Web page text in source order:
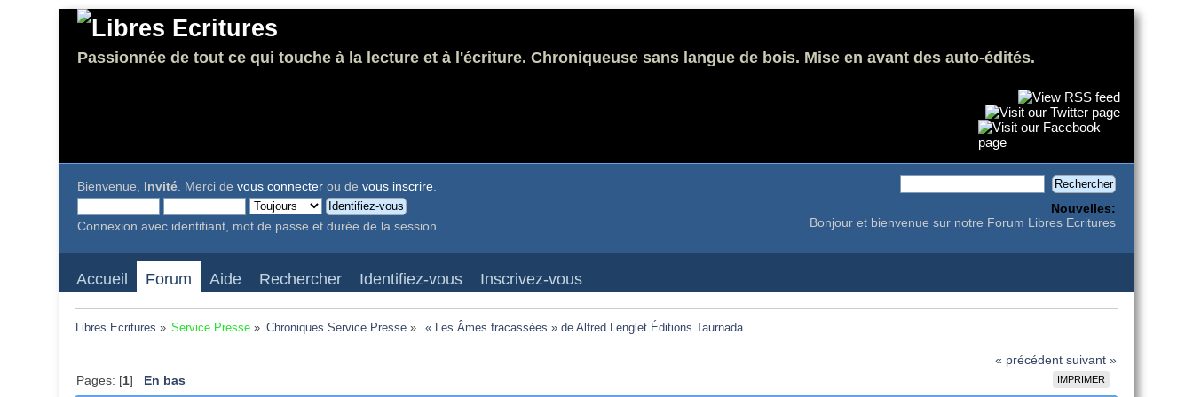
Passionnée de tout ce qui touche à la lecture et à l'écriture. Chroniqueuse sans langue de bois. Mise en avant des auto-édités.
Bienvenue, Invité. Merci devous connecter ou devous inscrire.
Connexion avec identifiant, mot de passe et durée de la session
Nouvelles:
Bonjour et bienvenue sur notre Forum Libres Ecritures
Accueil Forum Aide Rechercher Identifiez-vous Inscrivez-vous
Libres Ecritures » Service Presse » Chroniques Service Presse» « Les Âmes fracassées » de Alfred Lenglet Éditions Taurnada
« précédent suivant »
IMPRIMER
Pages: [1] En bas